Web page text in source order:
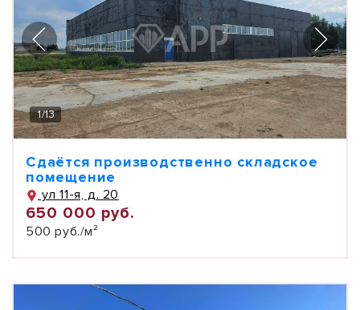
1/13
Сдаётся производственно складское
помещение
ул 11-я, д. 20
650 000 руб.
500 руб./м²